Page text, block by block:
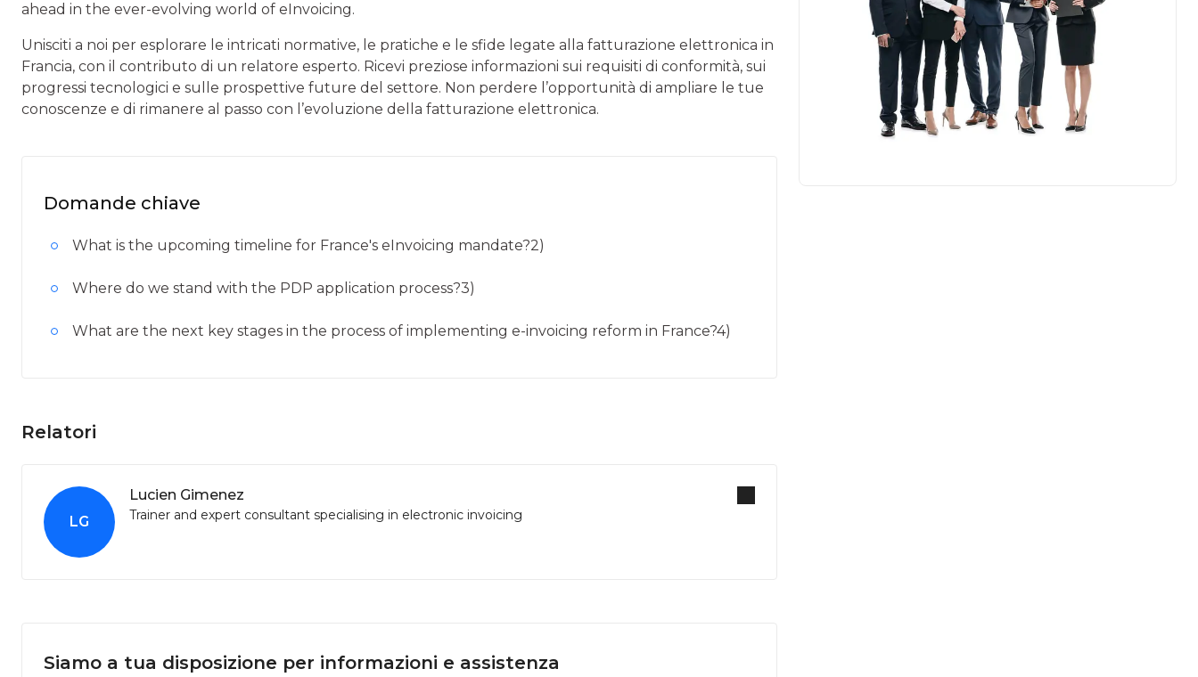
ahead in the ever-evolving world of eInvoicing.
Unisciti a noi per esplorare le intricati normative, le pratiche e le sfide legate alla fatturazione elettronica in
Francia, con il contributo di un relatore esperto. Ricevi preziose informazioni sui requisiti di conformità, sui
progressi tecnologici e sulle prospettive future del settore. Non perdere l’opportunità di ampliare le tue
conoscenze e di rimanere al passo con l’evoluzione della fatturazione elettronica.
Domande chiave
What is the upcoming timeline for France's eInvoicing mandate?2)
Where do we stand with the PDP application process?3)
What are the next key stages in the process of implementing e-invoicing reform in France?4)
Relatori
LG
Lucien Gimenez
Trainer and expert consultant specialising in electronic invoicing
Siamo a tua disposizione per informazioni e assistenza